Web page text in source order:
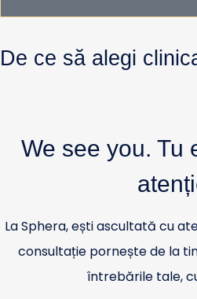
De ce să alegi
We see you. Tu
La Sphera, ești ascultată cu
consultație pornește de la
întrebările tale,